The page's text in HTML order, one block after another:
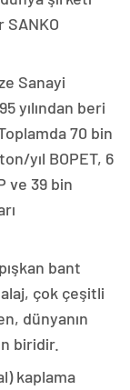
SANKO
Sanayi
yılından beri
70 bin
yıl BOPET, 6
ve 39 bin
bant
çok çeşitli
dünyanın
biridir.
kaplama